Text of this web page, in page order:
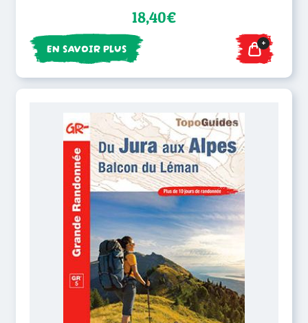
18,40€
EN SAVOIR PLUS +